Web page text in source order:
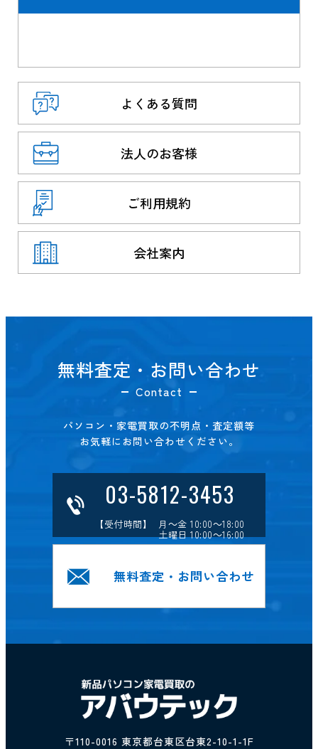
よくある質問
法人のお客様
ご利用規約
会社案内
無料査定・お問い合わせ
Contact
パソコン・家電買取の不明点・査定額等
お気軽にお問い合わせください。
03-5812-3453
【受付時間】 月～金 10:00～18:00
土曜日 10:00～16:00
無料査定・お問い合わせ
〒110-0016 東京都台東区台東2-10-1-1F